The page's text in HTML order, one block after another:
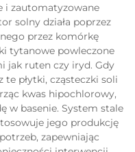
i zautomatyzowane
solny działa poprzez
przez komórkę
tytanowe powleczone
jak ruten czy iryd. Gdy
te płytki, cząsteczki soli
kwas hipochlorowy,
w basenie. System stale
jego produkcję
zapewniając